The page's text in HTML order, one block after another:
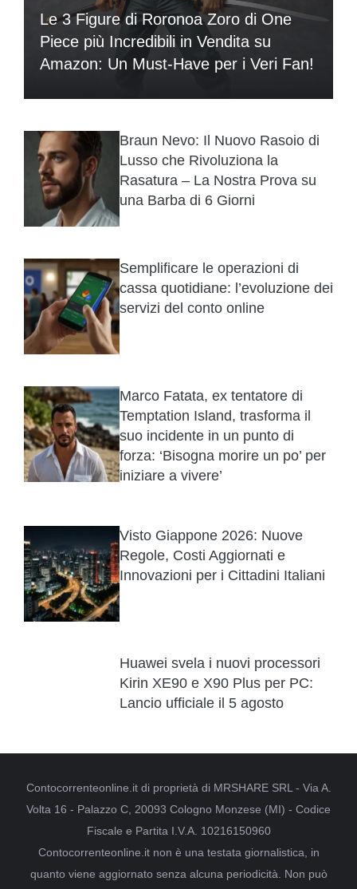
Le 3 Figure di Roronoa Zoro di One
Piece più Incredibili in Vendita su
Amazon: Un Must-Have per i Veri Fan!
Braun Nevo: Il Nuovo Rasoio di
Lusso che Rivoluziona la
Rasatura – La Nostra Prova su
una Barba di 6 Giorni
Semplificare le operazioni di
cassa quotidiane: l’evoluzione dei
servizi del conto online
Marco Fatata, ex tentatore di
Temptation Island, trasforma il
suo incidente in un punto di
forza: ‘Bisogna morire un po’ per
iniziare a vivere’
Visto Giappone 2026: Nuove
Regole, Costi Aggiornati e
Innovazioni per i Cittadini Italiani
Huawei svela i nuovi processori
Kirin XE90 e X90 Plus per PC:
Lancio ufficiale il 5 agosto
Contocorrenteonline.it di proprietà di MRSHARE SRL - Via A.
Volta 16 - Palazzo C, 20093 Cologno Monzese (MI) - Codice
Fiscale e Partita I.V.A. 10216150960
Contocorrenteonline.it non è una testata giornalistica, in
quanto viene aggiornato senza alcuna periodicità. Non può